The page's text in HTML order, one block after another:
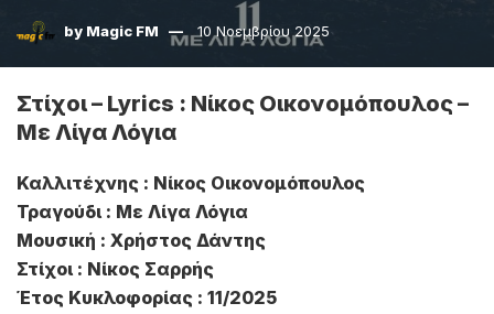
by Magic FM 10 Νοεμβρίου 2025
Στίχοι – Lyrics : Νίκος Οικονομόπουλος –
Με Λίγα Λόγια
Καλλιτέχνης : Νίκος Οικονομόπουλος
Τραγούδι : Με Λίγα Λόγια
Μουσική : Χρήστος Δάντης
Στίχοι : Νίκος Σαρρής
Έτος Κυκλοφορίας : 11/2025